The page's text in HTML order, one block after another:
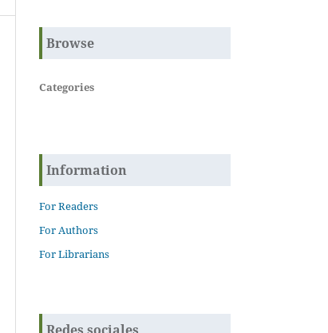
Browse
Categories
Information
For Readers
For Authors
For Librarians
Redes sociales